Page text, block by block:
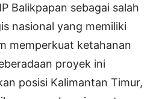
Balikpapan sebagai salah
nasional yang memiliki
memperkuat ketahanan
proyek ini
posisi Kalimantan Timur,